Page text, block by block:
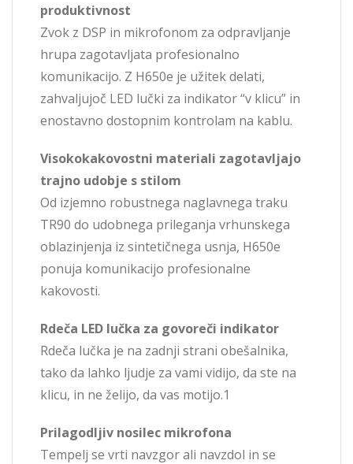
produktivnost
Zvok z DSP in mikrofonom za odpravljanje
hrupa zagotavljata profesionalno
komunikacijo. Z H650e je užitek delati,
zahvaljujoč LED lučki za indikator “v klicu” in
enostavno dostopnim kontrolam na kablu.
Visokokakovostni materiali zagotavljajo
trajno udobje s stilom
Od izjemno robustnega naglavnega traku
TR90 do udobnega prileganja vrhunskega
oblazinjenja iz sintetičnega usnja, H650e
ponuja komunikacijo profesionalne
kakovosti.
Rdeča LED lučka za govoreči indikator
Rdeča lučka je na zadnji strani obešalnika,
tako da lahko ljudje za vami vidijo, da ste na
klicu, in ne želijo, da vas motijo.1
Prilagodljiv nosilec mikrofona
Tempelj se vrti navzgor ali navzdol in se